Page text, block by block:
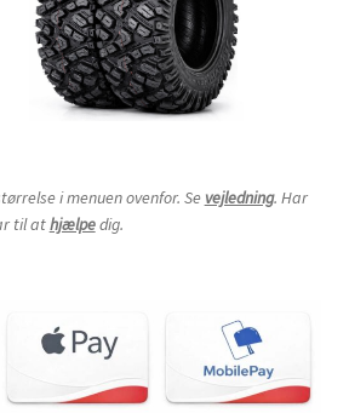
i menuen ovenfor. Se vejledning. Har
til athjælpedig.